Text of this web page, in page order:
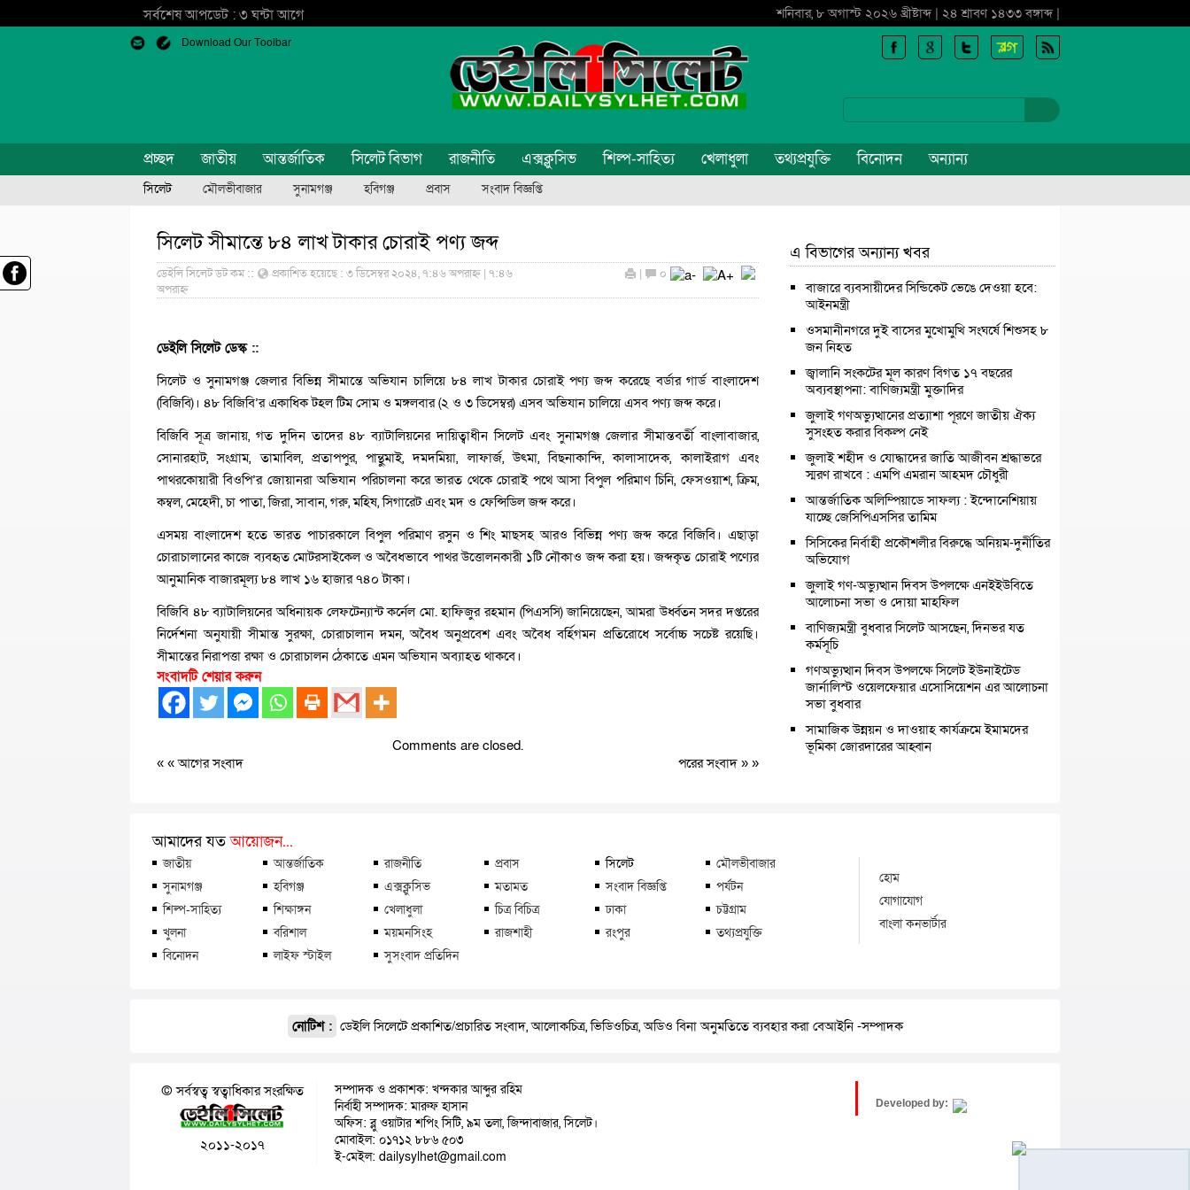
সর্বশেষ আপডেট : ৩ ঘন্টা আগে শনিবার, ৮ অগাস্ট ২০২৬ খ্রীষ্টাব্দ | ২৪ শ্রাবণ ১৪৩৩ বঙ্গাব্দ |
Download Our Toolbar
প্রচ্ছদ জাতীয় আন্তর্জাতিক সিলেট বিভাগ রাজনীতি এক্সক্লুসিভ শিল্প-সাহিত্য খেলাধুলা তথ্যপ্রযুক্তি বিনোদন অন্যান্য
সিলেট মৌলভীবাজার সুনামগঞ্জ হবিগঞ্জ প্রবাস সংবাদ বিজ্ঞপ্তি
সিলেট সীমান্তে ৮৪ লাখ টাকার চোরাই পণ্য জব্দ
ডেইলি সিলেট ডট কম ::
প্রকাশিত হয়েছে : ৩ ডিসেম্বর ২০২৪, ৭:৪৬ অপরাহ্ন | ৭:৪৬
অপরাহ্ন
| ০
ডেইলি সিলেট ডেস্ক ::
সিলেট ও সুনামগঞ্জ জেলার বিভিন্ন সীমান্তে অভিযান চালিয়ে ৮৪ লাখ টাকার চোরাই পণ্য জব্দ করেছে বর্ডার গার্ড বাংলাদেশ
(বিজিবি)। ৪৮ বিজিবি’র একাধিক টহল টিম সোম ও মঙ্গলবার (২ ও ৩ ডিসেম্বর) এসব অভিযান চালিয়ে এসব পণ্য জব্দ করে।
বিজিবি সূত্র জানায়, গত দুদিন তাদের ৪৮ ব্যাটালিয়নের দায়িত্বাধীন সিলেট এবং সুনামগঞ্জ জেলার সীমান্তবর্তী বাংলাবাজার,
সোনারহাট, সংগ্রাম, তামাবিল, প্রতাপপুর, পান্থুমাই, দমদমিয়া, লাফার্জ, উৎমা, বিছনাকান্দি, কালাসাদেক, কালাইরাগ এবং
পাথরকোয়ারী বিওপি’র জোয়ানরা অভিযান পরিচালনা করে ভারত থেকে চোরাই পথে আসা বিপুল পরিমাণ চিনি, ফেসওয়াশ, ক্রিম,
কম্বল, মেহেদী, চা পাতা, জিরা, সাবান, গরু, মহিষ, সিগারেট এবং মদ ও ফেন্সিডিল জব্দ করে।
এসময় বাংলাদেশ হতে ভারত পাচারকালে বিপুল পরিমাণ রসুন ও শিং মাছসহ আরও বিভিন্ন পণ্য জব্দ করে বিজিবি। এছাড়া
চোরাচালানের কাজে ব্যবহৃত মোটরসাইকেল ও অবৈধভাবে পাথর উত্তোলনকারী ১টি নৌকাও জব্দ করা হয়। জব্দকৃত চোরাই পণ্যের
আনুমানিক বাজারমূল্য ৮৪ লাখ ১৬ হাজার ৭৪০ টাকা।
বিজিবি ৪৮ ব্যাটালিয়নের অধিনায়ক লেফটেন্যান্ট কর্নেল মো. হাফিজুর রহমান (পিএসসি) জানিয়েছেন, আমরা উর্ধ্বতন সদর দপ্তরের
নির্দেশনা অনুযায়ী সীমান্ত সুরক্ষা, চোরাচালান দমন, অবৈধ অনুপ্রবেশ এবং অবৈধ বর্হিগমন প্রতিরোধে সর্বোচ্চ সচেষ্ট রয়েছি।
সীমান্তের নিরাপত্তা রক্ষা ও চোরাচালন ঠেকাতে এমন অভিযান অব্যাহত থাকবে।
সংবাদটি শেয়ার করুন
Comments are closed.
« «আগের সংবাদ পরের সংবাদ » »
এ বিভাগের অন্যান্য খবর
বাজারে ব্যবসায়ীদের সিন্ডিকেট ভেঙে দেওয়া হবে:
আইনমন্ত্রী
ওসমানীনগরে দুই বাসের মুখোমুখি সংঘর্ষে শিশুসহ ৮
জন নিহত
জ্বালানি সংকটের মূল কারণ বিগত ১৭ বছরের
অব্যবস্থাপনা: বাণিজ্যমন্ত্রী মুক্তাদির
জুলাই গণঅভ্যুত্থানের প্রত্যাশা পূরণে জাতীয় ঐক্য
সুসংহত করার বিকল্প নেই
জুলাই শহীদ ও যোদ্ধাদের জাতি আজীবন শ্রদ্ধাভরে
স্মরণ রাখবে : এমপি এমরান আহমদ চৌধুরী
আন্তর্জাতিক অলিম্পিয়াডে সাফল্য : ইন্দোনেশিয়ায়
যাচ্ছে জেসিপিএসসির তামিম
সিসিকের নির্বাহী প্রকৌশলীর বিরুদ্ধে অনিয়ম-দুর্নীতির
অভিযোগ
জুলাই গণ-অভ্যুত্থান দিবস উপলক্ষে এনইইউবিতে
আলোচনা সভা ও দোয়া মাহফিল
বাণিজ্যমন্ত্রী বুধবার সিলেট আসছেন, দিনভর যত
কর্মসূচি
গণঅভ্যুত্থান দিবস উপলক্ষে সিলেট ইউনাইটেড
জার্নালিস্ট ওয়েলফেয়ার এসোসিয়েশন এর আলোচনা
সভা বুধবার
সামাজিক উন্নয়ন ও দাওয়াহ কার্যক্রমে ইমামদের
ভূমিকা জোরদারের আহ্বান
আমাদের যতআয়োজন...
জাতীয় আন্তর্জাতিক রাজনীতি প্রবাস সিলেট
মৌলভীবাজার
সুনামগঞ্জ
হবিগঞ্জ এক্সক্লুসিভ মতামত সংবাদ বিজ্ঞপ্তি
পর্যটন
শিল্প-সাহিত্য
শিক্ষাঙ্গন খেলাধুলা চিত্র বিচিত্র ঢাকা
চট্টগ্রাম
খুলনা
বরিশাল ময়মনসিংহ রাজশাহী রংপুর
তথ্যপ্রযুক্তি
বিনোদন
লাইফ স্টাইল সুসংবাদ প্রতিদিন
হোম
যোগাযোগ
বাংলা কনভার্টার
নোটিশ : ডেইলি সিলেটে প্রকাশিত/প্রচারিত সংবাদ, আলোকচিত্র, ভিডিওচিত্র, অডিও বিনা অনুমতিতে ব্যবহার করা বেআইনি -সম্পাদক
© সর্বস্বত্ব স্বত্বাধিকার সংরক্ষিত
২০১১-২০১৭
সম্পাদক ও প্রকাশক: খন্দকার আব্দুর রহিম
নির্বাহী সম্পাদক: মারুফ হাসান
অফিস: ব্লু ওয়াটার শপিং সিটি, ৯ম তলা, জিন্দাবাজার, সিলেট।
মোবাইল: ০১৭১২ ৮৮৬ ৫০৩
ই-মেইল: dailysylhet@gmail.com
Developed by: